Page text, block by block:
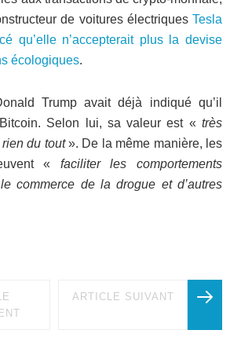
de voitures électriques Tesla
qu’elle n’accepterait plus la devise
écologiques.
Trump avait déjà indiqué qu’il
Selon lui, sa valeur est « très
du tout». De la même manière, les
« faciliter les comportements
commerce de la drogue et d’autres
ARTICLE SUIVANT